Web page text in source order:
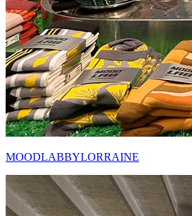
MOODLABBYLORRAINE